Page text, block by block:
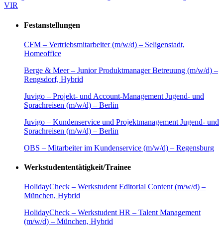
Festanstellungen
CFM – Vertriebsmitarbeiter (m/w/d) – Seligenstadt,
Homeoffice
Berge & Meer – Junior Produktmanager Betreuung (m/w/d) –
Rengsdorf, Hybrid
Juvigo – Projekt- und Account-Management Jugend- und
Sprachreisen (m/w/d)‬ – Berlin
Juvigo – Kundenservice und Projektmanagement Jugend- und
Sprachreisen (m/w/d)‬ – Berlin
OBS – Mitarbeiter im Kundenservice (m/w/d) – Regensburg
Werkstudententätigkeit/Trainee
HolidayCheck – Werkstudent Editorial Content (m/w/d) –
München, Hybrid
HolidayCheck – Werkstudent HR – Talent Management
(m/w/d) – München, Hybrid